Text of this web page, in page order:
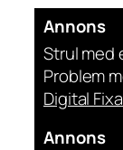
Annons
Strul med
Problem
Digital
Annons